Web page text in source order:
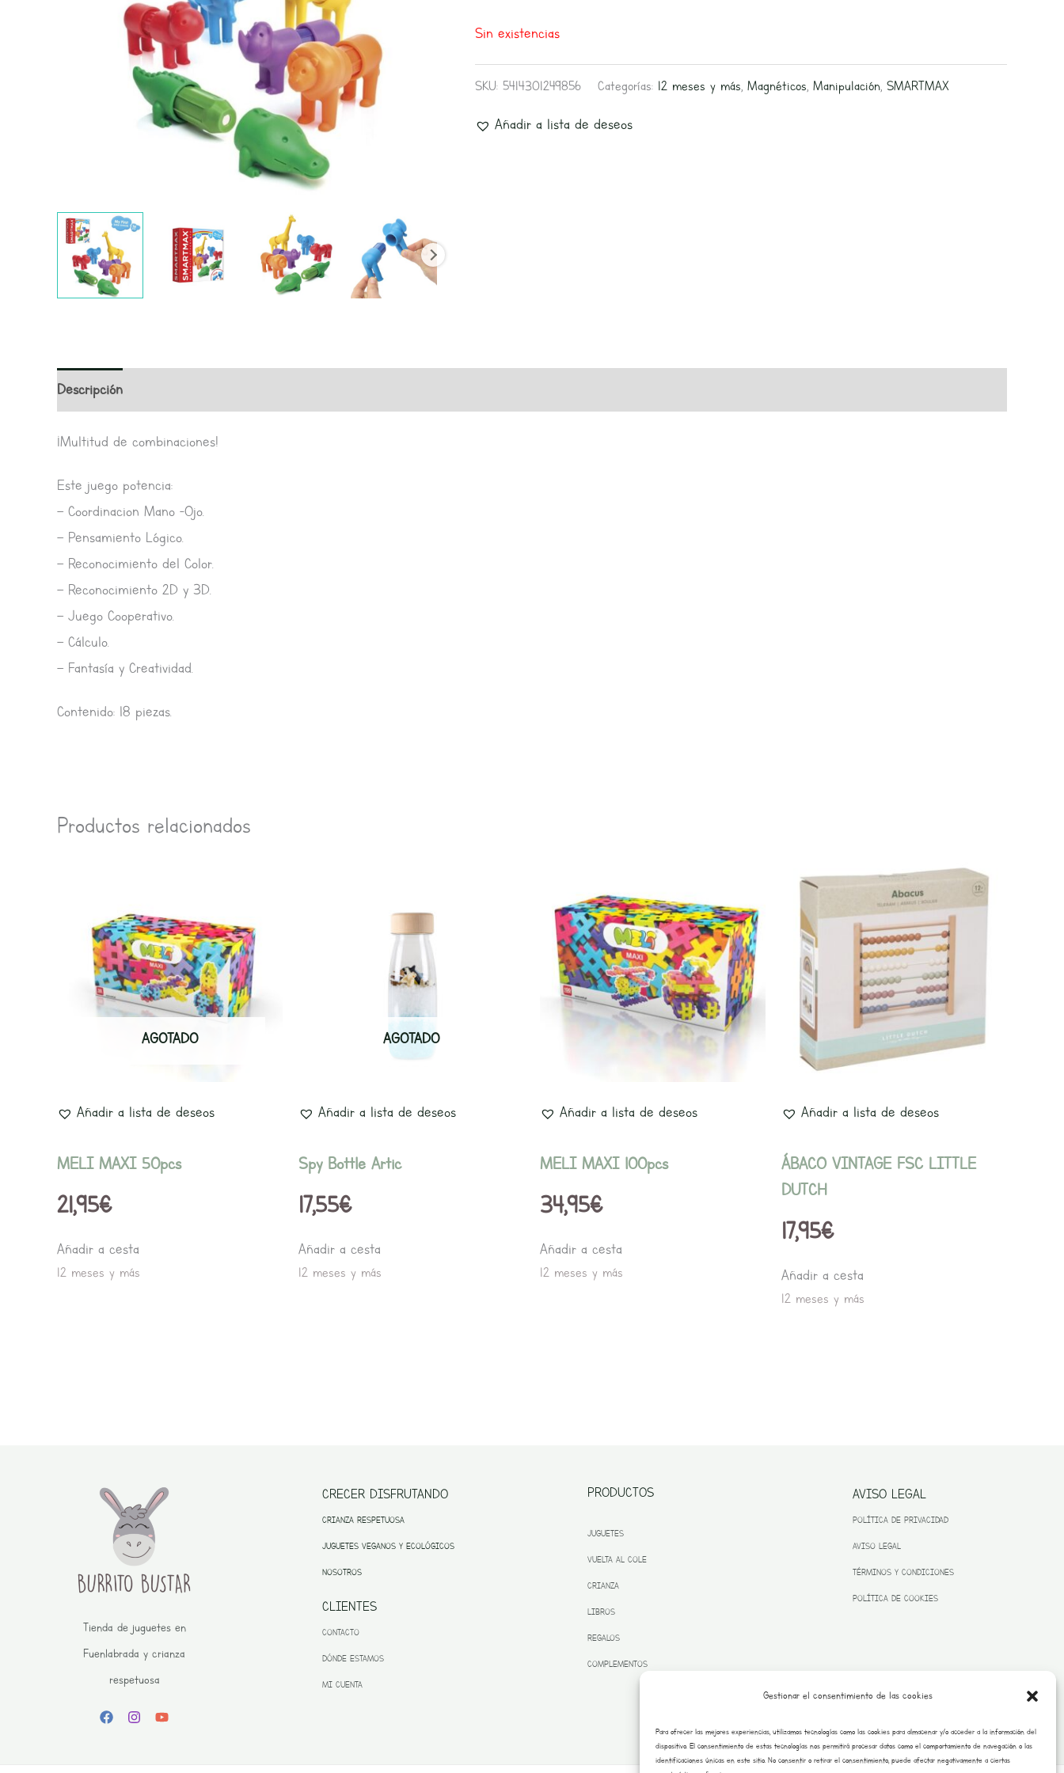
Gestionar el consentimiento de las cookies
Para ofrecer las mejores experiencias, utilizamos tecnologías como las cookies para almacenar y/o acceder a la información del
dispositivo. El consentimiento de estas tecnologías nos permitirá procesar datos como el comportamiento de navegación o las
identificaciones únicas en este sitio. No consentir o retirar el consentimiento, puede afectar negativamente a ciertas
Sin existencias
SKU: 5414301249856 Categorías: 12 meses y más, Magnéticos, Manipulación, SMARTMAX
Añadir a lista de deseos
Descripción
¡Multitud de combinaciones!
Este juego potencia:
– Coordinacion Mano -Ojo.
– Pensamiento Lógico.
– Reconocimiento del Color.
– Reconocimiento 2D y 3D.
– Juego Cooperativo.
– Cálculo.
– Fantasía y Creatividad.
Contenido: 18 piezas.
Productos relacionados
AGOTADO
Añadir a lista de deseos
MELI MAXI 50pcs
21,95€
Añadir a cesta
12 meses y más
AGOTADO
Añadir a lista de deseos
Spy Bottle Artic
17,55€
Añadir a cesta
12 meses y más
Añadir a lista de deseos
MELI MAXI 100pcs
34,95€
Añadir a cesta
12 meses y más
Añadir a lista de deseos
ÁBACO VINTAGE FSC LITTLE
DUTCH
17,95€
Añadir a cesta
12 meses y más
Tienda de juguetes en
Fuenlabrada y crianza
respetuosa
CRECER DISFRUTANDO
CRIANZA RESPETUOSA
JUGUETES VEGANOS Y ECOLÓGICOS
NOSOTROS
CLIENTES
CONTACTO
DÓNDE ESTAMOS
MI CUENTA
PRODUCTOS
JUGUETES
VUELTA AL COLE
CRIANZA
LIBROS
REGALOS
COMPLEMENTOS
AVISO LEGAL
POLÍTICA DE PRIVACIDAD
AVISO LEGAL
TÉRMINOS Y CONDICIONES
POLÍTICA DE COOKIES